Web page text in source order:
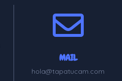
MAIL
hola@tapatucam.com